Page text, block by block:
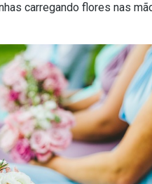
carregando flores nas